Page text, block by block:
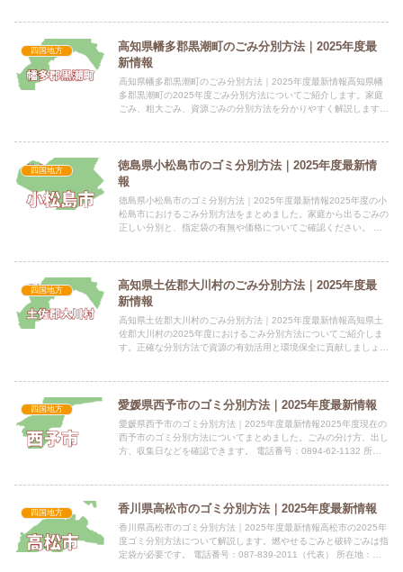
四国地方
高知県幡多郡黒潮町のごみ分別方法｜2025年度最
新情報
高知県幡多郡黒潮町のごみ分別方法｜2025年度最新情報高知県幡
多郡黒潮町の2025年度ごみ分別方法についてご紹介します。家庭
ごみ、粗大ごみ、資源ごみの分別方法を分かりやすく解説します。
四国地方
徳島県小松島市のゴミ分別方法｜2025年度最新情
報
徳島県小松島市のゴミ分別方法｜2025年度最新情報2025年度の小
松島市におけるごみ分別方法をまとめました。家庭から出るごみの
正しい分別と、指定袋の有無や価格についてご確認ください。 電
四国地方
高知県土佐郡大川村のごみ分別方法｜2025年度最
新情報
高知県土佐郡大川村のごみ分別方法｜2025年度最新情報高知県土
佐郡大川村の2025年度におけるごみ分別方法についてご紹介しま
す。正確な分別方法で資源の有効活用と環境保全に貢献しましょ
四国地方 愛媛県西予市のゴミ分別方法｜2025年度最新情報
愛媛県西予市のゴミ分別方法｜2025年度最新情報2025年度現在の
西予市のゴミ分別方法についてまとめました。ごみの分け方、出し
方、収集日などを確認できます。 電話番号：0894-62-1132 所在
四国地方 香川県高松市のゴミ分別方法｜2025年度最新情報
香川県高松市のゴミ分別方法｜2025年度最新情報高松市の2025年
度ゴミ分別方法について解説します。燃やせるごみと破砕ごみは指
定袋が必要です。 電話番号：087-839-2011（代表） 所在地：香